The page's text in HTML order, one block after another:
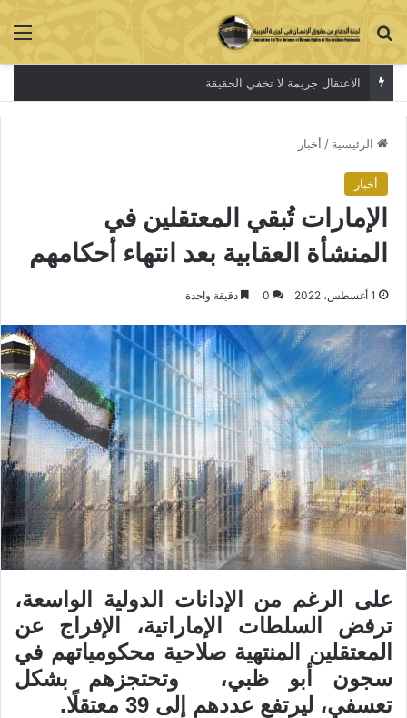
بحث عن
الاعتقال جريمة لا تخفي الحقيقة
الرئيسية / أخبار
أخبار
الإمارات تُبقي المعتقلين في
المنشأة العقابية بعد انتهاء أحكامهم
1 أغسطس، 2022 0 دقيقة واحدة
على الرغم من الإدانات الدولية الواسعة،
ترفض السلطات الإماراتية، الإفراج عن
المعتقلين المنتهية صلاحية محكومياتهم في
سجون أبو ظبي، وتحتجزهم بشكل
تعسفي، ليرتفع عددهم إلى 39 معتقلًا.